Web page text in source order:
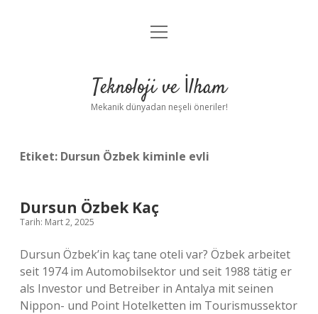
Anasayfa
Yasal Uyarı
menüyü
Teknoloji ve İlham
Mekanik dünyadan neşeli öneriler!
Etiket: Dursun Özbek kiminle evli
Dursun Özbek Kaç
Tarih: Mart 2, 2025
Dursun Özbek’in kaç tane oteli var? Özbek arbeitet
seit 1974 im Automobilsektor und seit 1988 tätig er
als Investor und Betreiber in Antalya mit seinen
Nippon- und Point Hotelketten im Tourismussektor